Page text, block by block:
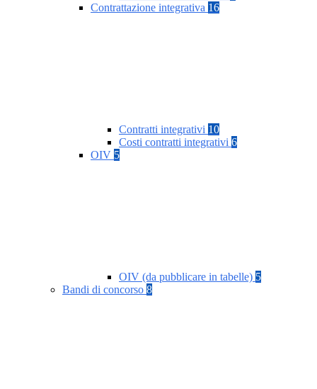
Contrattazione integrativa 16
Contratti integrativi 10
Costi contratti integrativi 6
OIV 5
OIV (da pubblicare in tabelle) 5
Bandi di concorso 8